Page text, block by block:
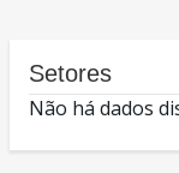
Setores
Não há dados